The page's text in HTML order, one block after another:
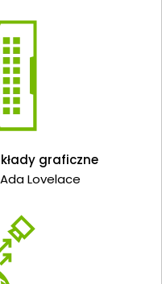
graficzne
Lovelace